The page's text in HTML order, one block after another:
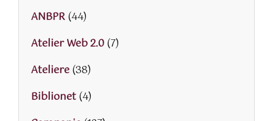
ANBPR(44)
Atelier Web 2.0(7)
Ateliere(38)
Biblionet(4)